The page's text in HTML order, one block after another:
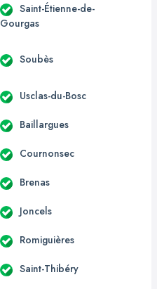
Saint-Étienne-de-
Gourgas
Soubès
Usclas-du-Bosc
Baillargues
Cournonsec
Brenas
Joncels
Romiguières
Saint-Thibéry